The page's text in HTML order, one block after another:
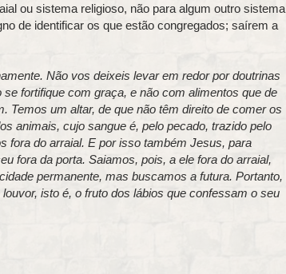
ou sistema religioso, não para algum outro sistema
de identificar os que estão congregados; saírem a
Não vos deixeis levar em redor por doutrinas
fortifique com graça, e não com alimentos que de
Temos um altar, de que não têm direito de comer os
animais, cujo sangue é, pelo pecado, trazido pelo
fora do arraial. E por isso também Jesus, para
fora da porta. Saiamos, pois, a ele fora do arraial,
permanente, mas buscamos a futura. Portanto,
isto é, o fruto dos lábios que confessam o seu